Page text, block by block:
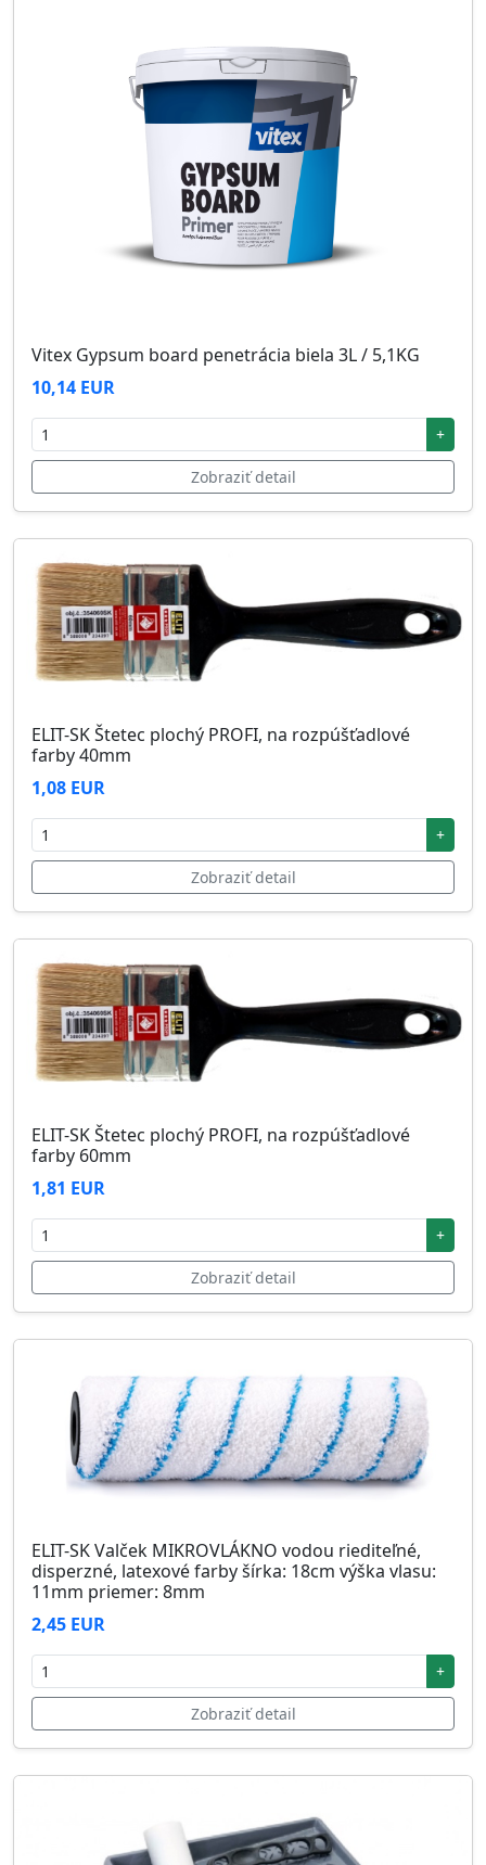
Vitex Gypsum board penetrácia biela 3L / 5,1KG
10,14 EUR
+
Zobraziť detail
ELIT-SK Štetec plochý PROFI, na rozpúšťadlové
farby 40mm
1,08 EUR
+
Zobraziť detail
ELIT-SK Štetec plochý PROFI, na rozpúšťadlové
farby 60mm
1,81 EUR
+
Zobraziť detail
ELIT-SK Valček MIKROVLÁKNO vodou riediteľné,
disperzné, latexové farby šírka: 18cm výška vlasu:
11mm priemer: 8mm
2,45 EUR
+
Zobraziť detail